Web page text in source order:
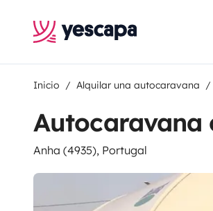
Inicio Alquilar una autocaravana
Autocaravana
Anha (4935), Portugal